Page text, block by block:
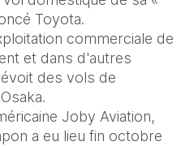
Toyota.
commerciale de
et dans d'autres
des vols de
Joby Aviation,
a eu lieu fin octobre